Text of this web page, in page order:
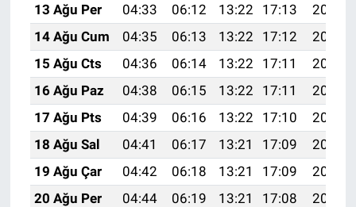
13 Ağu Per
04:33 06:12 13:22 17:13
20:23
14 Ağu Cum
04:35 06:13 13:22 17:12
20:21
15 Ağu Cts
04:36 06:14 13:22 17:11
20:20
16 Ağu Paz
04:38 06:15 13:22 17:11
20:18
17 Ağu Pts
04:39 06:16 13:22 17:10
20:17
18 Ağu Sal
04:41 06:17 13:21 17:09
20:15
19 Ağu Çar
04:42 06:18 13:21 17:09
20:14
20 Ağu Per
04:44 06:19 13:21 17:08
20:13